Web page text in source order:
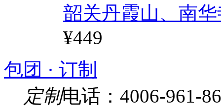
韶关丹霞山、南
¥449
包团 · 订制
定制电话：4006-961-